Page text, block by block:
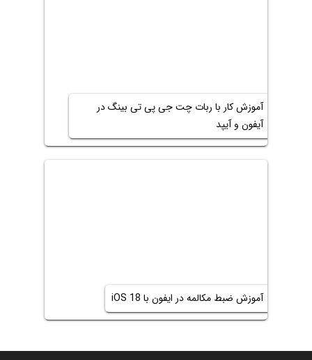
آموزش کار با ربات چت جی پی تی بینگ در
آیفون و آیپد
آموزش ضبط مکالمه در ایفون با iOS 18